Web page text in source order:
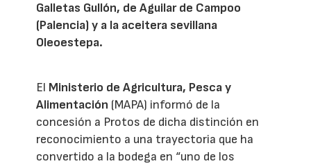
Galletas Gullón, de Aguilar de Campoo
(Palencia) y a la aceitera sevillana
Oleoestepa.
El Ministerio de Agricultura, Pesca y
Alimentación (MAPA) informó de la
concesión a Protos de dicha distinción en
reconocimiento a una trayectoria que ha
convertido a la bodega en “uno de los